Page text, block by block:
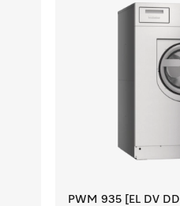
PWM 935 [EL DV DD]